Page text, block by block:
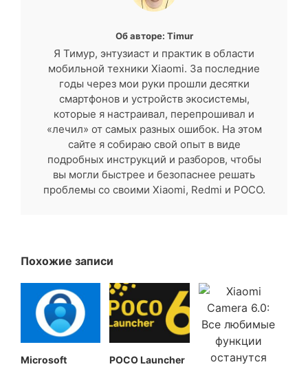
Об авторе: Timur
Я Тимур, энтузиаст и практик в области
мобильной техники Xiaomi. За последние
годы через мои руки прошли десятки
смартфонов и устройств экосистемы,
которые я настраивал, перепрошивал и
«лечил» от самых разных ошибок. На этом
сайте я собираю свой опыт в виде
подробных инструкций и разборов, чтобы
вы могли быстрее и безопаснее решать
проблемы со своими Xiaomi, Redmi и POCO.
Похожие записи
Microsoft
POCO Launcher